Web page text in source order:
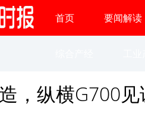
首页 要闻解读
，纵横G700